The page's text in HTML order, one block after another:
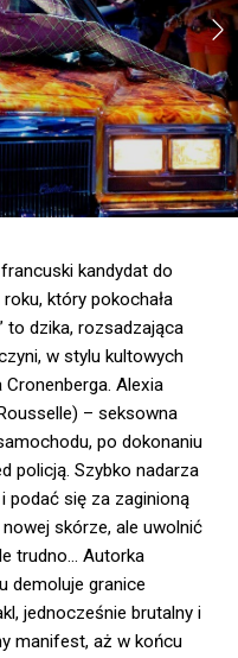
kandydat do
który pokochała
to dzika, rozsadzająca
w stylu kultowych
Alexia
– seksowna
po dokonaniu
policją. Szybko nadarza
podać się za zaginioną
skórze, ale uwolnić
trudno… Autorka
demoluje granice
jednocześnie brutalny i
manifest, aż w końcu